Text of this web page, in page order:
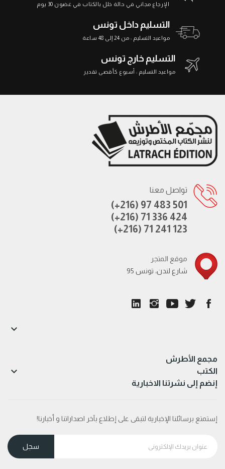
الإرجاع مجاني في حالة خلل بالكتاب في غضون 30 يوم
التسليم داخل تونس
مواعيد التسليم : من 24 إلى 48 ساعة
التسليم خارج تونس
مواعيد التسليم : أسبوع كأقصى تقدير
تواصل معنا
(+216) 97 483 501
(+216) 71 336 424
(+216) 71 241 123
موقع المتجر
95 شارع لندن، تونس
مجمع الأطرش

الكتب 
إنضم إلى نشرتنا الاخبارية
إستمتع برسائلنا الإخبارية لتبقى على إطلاع بآخر اصداراتنا و أخبارنا!